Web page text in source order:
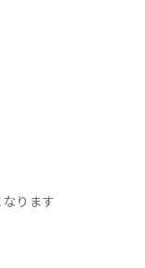
ります